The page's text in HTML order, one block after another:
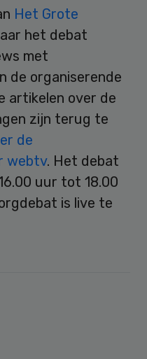
Het Grote
het debat
met
de organiserende
artikelen over de
zijn terug te
de
webtv. Het debat
uur tot 18.00
is live te